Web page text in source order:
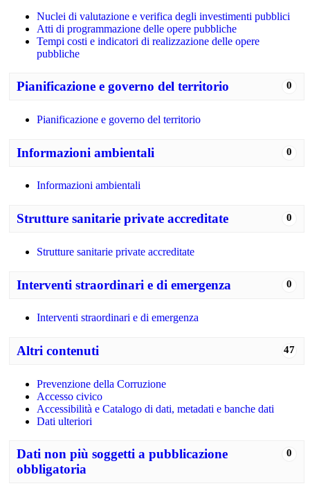
Nuclei di valutazione e verifica degli investimenti pubblici
Atti di programmazione delle opere pubbliche
Tempi costi e indicatori di realizzazione delle opere
pubbliche
0
Pianificazione e governo del territorio
Pianificazione e governo del territorio
0
Informazioni ambientali
Informazioni ambientali
0
Strutture sanitarie private accreditate
Strutture sanitarie private accreditate
0
Interventi straordinari e di emergenza
Interventi straordinari e di emergenza
47
Altri contenuti
Prevenzione della Corruzione
Accesso civico
Accessibilità e Catalogo di dati, metadati e banche dati
Dati ulteriori
0
Dati non più soggetti a pubblicazione
obbligatoria